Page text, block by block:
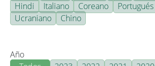
Hindi
Italiano Coreano Portugués
Ucraniano
Chino
Año